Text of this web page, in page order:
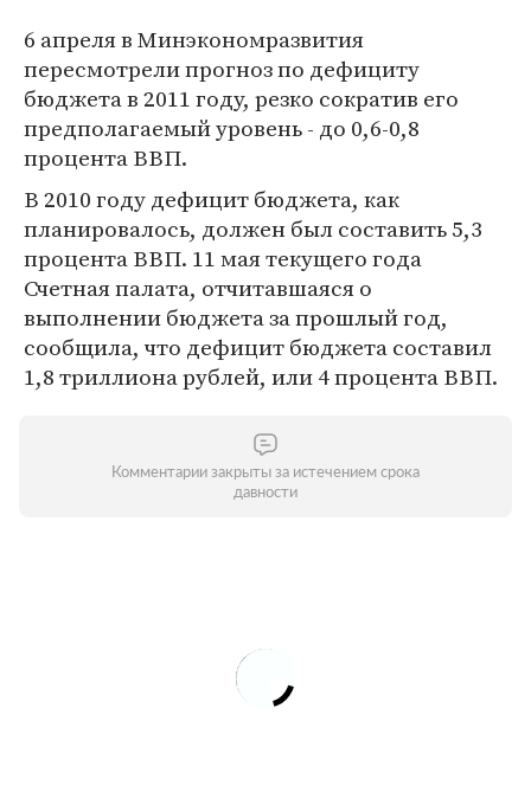
6 апреля в Минэкономразвития
пересмотрели прогноз по дефициту
бюджета в 2011 году, резко сократив его
предполагаемый уровень - до 0,6-0,8
процента ВВП.
В 2010 году дефицит бюджета, как
планировалось, должен был составить 5,3
процента ВВП. 11 мая текущего года
Счетная палата, отчитавшаяся о
выполнении бюджета за прошлый год,
сообщила, что дефицит бюджета составил
1,8 триллиона рублей, или 4 процента ВВП.
Комментарии закрыты за истечением срока
давности